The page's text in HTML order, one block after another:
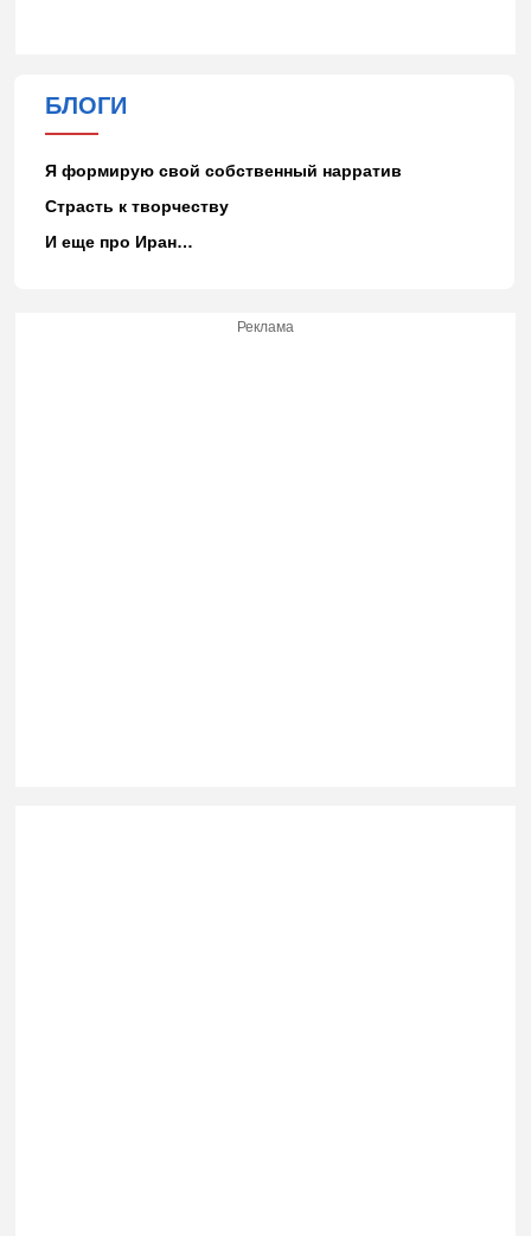
БЛОГИ
Я формирую свой собственный нарратив
Страсть к творчеству
И еще про Иран…
Реклама